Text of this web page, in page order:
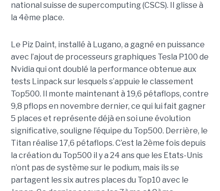
national suisse de supercomputing (CSCS). Il glisse à
la 4ème place.
Le Piz Daint, installé à Lugano, a gagné en puissance
avec l’ajout de processeurs graphiques Tesla P100 de
Nvidia qui ont doublé la performance obtenue aux
tests Linpack sur lesquels s’appuie le classement
Top500. Il monte maintenant à 19,6 pétaflops, contre
9,8 pflops en novembre dernier, ce qui lui fait gagner
5 places et représente déjà en soi une évolution
significative, souligne l’équipe du Top500. Derrière, le
Titan réalise 17,6 pétaflops. C’est la 2ème fois depuis
la création du Top500 il y a 24 ans que les Etats-Unis
n’ont pas de système sur le podium, mais ils se
partagent les six autres places du Top10 avec le